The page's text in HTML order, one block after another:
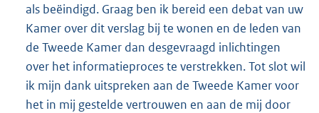
als beëindigd. Graag ben ik bereid een debat van uw
Kamer over dit verslag bij te wonen en de leden van
de Tweede Kamer dan desgevraagd inlichtingen
over het informatieproces te verstrekken. Tot slot wil
ik mijn dank uitspreken aan de Tweede Kamer voor
het in mij gestelde vertrouwen en aan de mij door